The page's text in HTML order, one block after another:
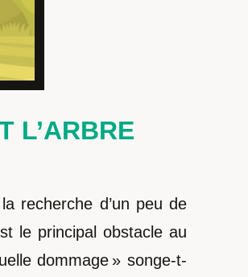
L’ARBRE
recherche d’un peu de
le principal obstacle au
dommage » songe-t-